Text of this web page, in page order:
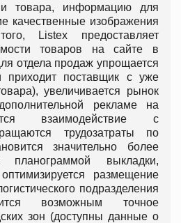
товара, информацию для
качественные изображения
Listex предоставляет
товаров на сайте в
отдела продаж упрощается
приходит поставщик с уже
увеличивается рынок
рекламе на
взаимодействие с
трудозатраты по
значительно более
выкладки,
размещение
подразделения
возможным точное
зон (доступны данные о